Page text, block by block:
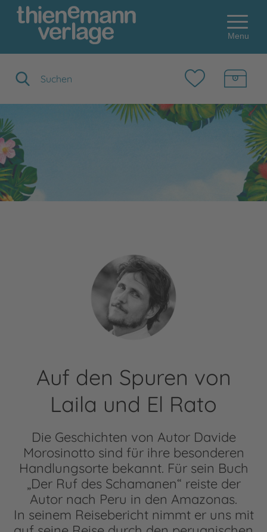
Menu
Auf den Spuren von
Laila und El Rato
Die Geschichten von Autor Davide
Morosinotto sind für ihre besonderen
Handlungsorte bekannt. Für sein Buch
„Der Ruf des Schamanen“ reiste der
Autor nach Peru in den Amazonas.
In seinem Reisebericht nimmt er uns mit